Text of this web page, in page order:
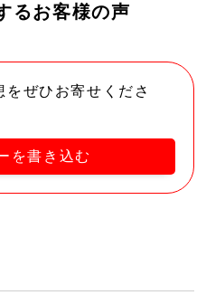
るお客様の声
をぜひお寄せくださ
を書き込む